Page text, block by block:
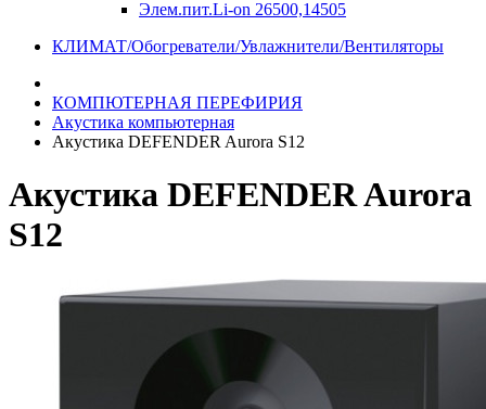
Элем.пит.Li-on 26500,14505
КЛИМАТ/Обогреватели/Увлажнители/Вентиляторы
КОМПЮТЕРНАЯ ПЕРЕФИРИЯ
Акустика компьютерная
Акустика DEFENDER Aurora S12
Акустика DEFENDER Aurora
S12